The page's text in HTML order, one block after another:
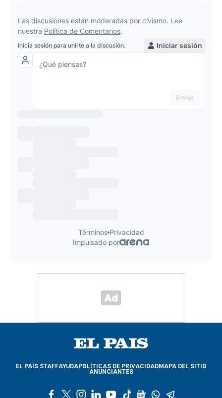
EL PAÍS STAFFAYUDAPOLÍTICAS DE PRIVACIDADMAPA DEL SITIO
ANUNCIANTES
l
y
t
g
w